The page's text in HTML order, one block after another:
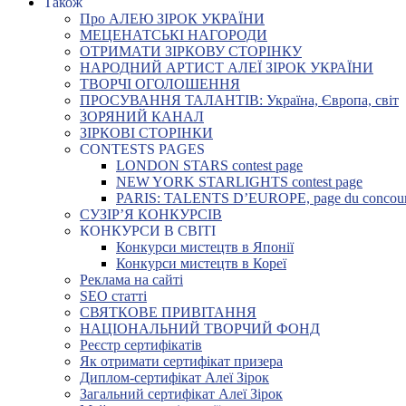
Про АЛЕЮ ЗІРОК УКРАЇНИ
МЕЦЕНАТСЬКІ НАГОРОДИ
ОТРИМАТИ ЗІРКОВУ СТОРІНКУ
НАРОДНИЙ АРТИСТ АЛЕЇ ЗІРОК УКРАЇНИ
ТВОРЧІ ОГОЛОШЕННЯ
ПРОСУВАННЯ ТАЛАНТІВ: Україна, Європа, світ
ЗОРЯНИЙ КАНАЛ
ЗІРКОВІ СТОРІНКИ
CONTESTS PAGES
LONDON STARS contest page
NEW YORK STARLIGHTS contest page
PARIS: TALENTS D’EUROPE, page du
СУЗІР’Я КОНКУРСІВ
КОНКУРСИ В СВІТІ
Конкурси мистецтв в Японії
Конкурси мистецтв в Кореї
Реклама на сайті
SEO статті
СВЯТКОВЕ ПРИВІТАННЯ
НАЦІОНАЛЬНИЙ ТВОРЧИЙ ФОНД
Реєстр сертифікатів
Як отримати сертифікат призера
Диплом-сертифікат Алеї Зірок
Загальний сертифікат Алеї Зірок